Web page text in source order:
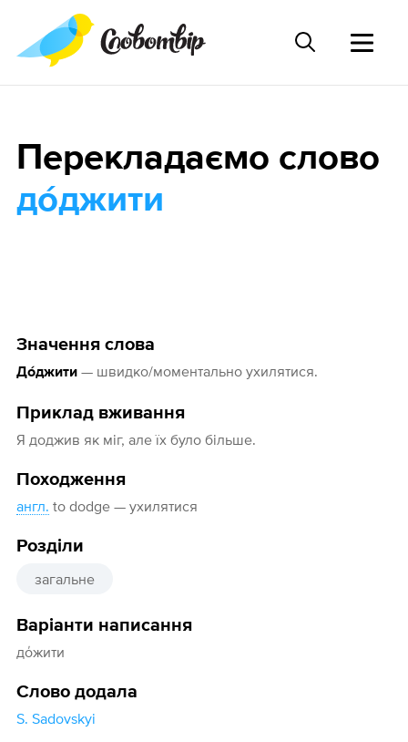
Значення слова
До́джити— швидко/моментально ухилятися.
Приклад вживання
Я доджив як міг, але їх було більше.
Походження
англ. to dodge — ухилятися
Розділи
загальне
Варіанти написання
дόжити
Слово додала
S. Sadovskyi
Перекладаємо слово
до́джити